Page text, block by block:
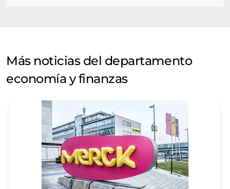
Más noticias del departamento
economía y finanzas